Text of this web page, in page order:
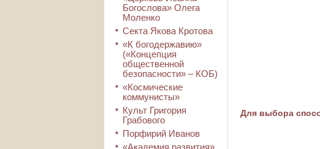
Богослова» Олега
Моленко
Секта Якова Кротова
«К богодержавию»
(«Концепция
общественной
безопасности» – КОБ)
«Космические
коммунисты»
Культ Григория
Грабового
Порфирий Иванов
«Академия развития»
Для выбора